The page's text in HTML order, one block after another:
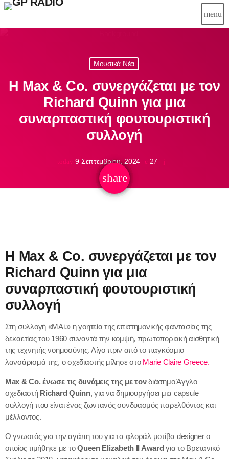
menu
close
Εκπομπές
Εκθέσεις
Θέατρο
Διαμονή
Night life
Διαγωνισμοί
Επικοινωνία
Μουσικά Νέα
Η Max & Co. συνεργάζεται με τον
Richard Quinn για μια
συναρπαστική φουτουριστική
συλλογή
today 9 Σεπτεμβρίου, 2024 27
share
email
Η Max & Co. συνεργάζεται με τον
Richard Quinn για μια
συναρπαστική φουτουριστική
συλλογή
Στη συλλογή «MAi.» η γοητεία της επιστημονικής φαντασίας της
δεκαετίας του 1960 συναντά την κομψή, πρωτοποριακή αισθητική
της τεχνητής νοημοσύνης. Λίγο πριν από το παγκόσμιο
λανσάρισμά της, ο σχεδιαστής μίλησε στοMarie Claire Greece.
Max & Co. ένωσε τις δυνάμεις της με τονδιάσημο Άγγλο
σχεδιαστήRichard Quinn, για να δημιουργήσει μια capsule
συλλογή που είναι ένας ζωντανός συνδυασμός παρελθόντος και
μέλλοντος.
Ο γνωστός για την αγάπη του για τα φλοράλ μοτίβα designer ο
οποίος τιμήθηκε με τοQueen Elizabeth II Award για το Βρετανικό